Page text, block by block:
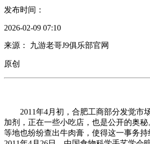
发布时间：
2026-02-09 07:10
来源： 九游老哥J9俱乐部官网
原创
2011年4月初，合肥工商部分发觉市
加剂，正在一些小吃店，也是公开的奥
等地也纷纷查出牛肉膏，使得这一事务持